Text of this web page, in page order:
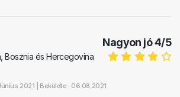
Nagyon jó4/5
Bosznia és Hercegovina
2021 | Beküldte : 06.08.2021